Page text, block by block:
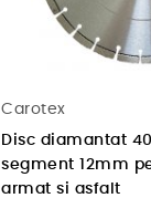
Carotex
Disc diamantat
segment 12mm
armat si asfalt